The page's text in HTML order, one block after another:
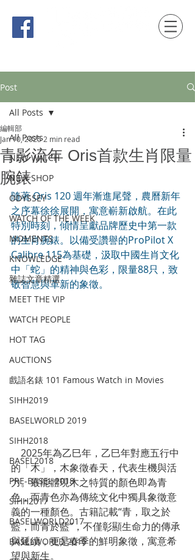
Post
All Posts
NEW WATCH
NEW SHOP
ODYSSEY
WATCH OF THE WEEK
MOMENTS
KNOWLEDGE
雜誌文章精選
MEET THE VIP
WATCH PEOPLE
HOT TAG
AUCTIONS
戲語名錶 101 Famous Watch in Movies
SIHH2019
BASELWORLD 2019
SIHH2018
BASEL2018
PRE-BASEL 2018
SIHH2017
BASELWORLD2017
BASELWORLD 2016
All Posts
青影流年 Oris首款生肖限量
腕錶
編輯部
Jan 10, 2025 2 min read
隨著 Oris 120 週年漸進尾聲，農曆新年
之序幕徐徐展開，寓意嶄新啟航。在此
特別時刻，傾情呈獻品牌歷史中第一款
的生肖腕錶。以備受讚譽的ProPilot X
Calibre 115為基礎，汲取中國生肖文化
中「蛇」的精神與色彩，限量88只，致
敬智慧與革新的象徵。
2025年為乙巳年，乙巳年對應五行中
的「木」，木象徵春天，代表生機與活
力。最能體現木之特質的顏色即為青
色，而青色亦為傳統文化中獨具象徵意
義的一種顏色。古籍記載“青，取之於
藍，而青於藍”，不僅彰顯生命力的傳承
與延續，更是春季的鮮明象徵，寓意希
望與新生。